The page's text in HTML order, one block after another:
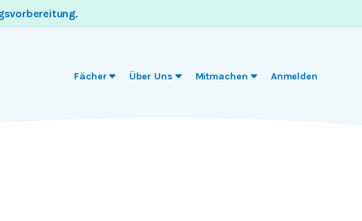
.
Fächer Über Uns Mitmachen Anmelden